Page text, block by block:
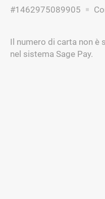
#1462975089905
Il numero di carta non
nel sistema Sage Pay.